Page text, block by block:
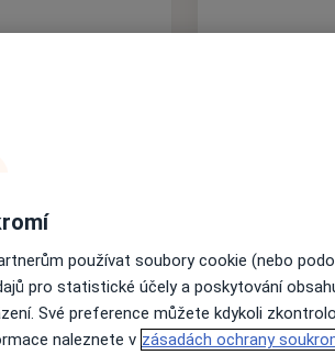
službách.
používat soubory cookie (nebo
pro statistické účely a poskytování
Své preference můžete kdykoli
naleznete v zásadách ochrany